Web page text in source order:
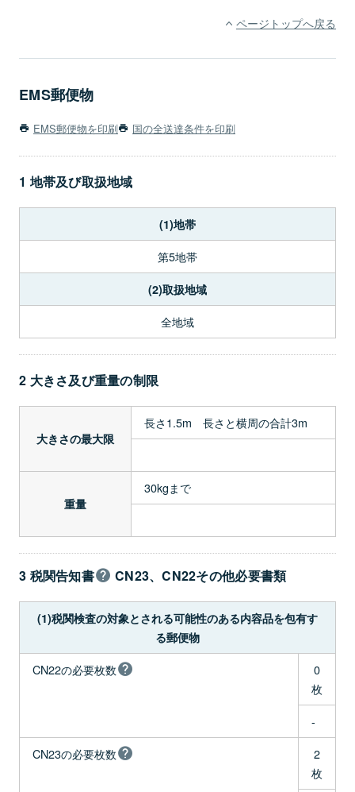
ページトップへ戻る
EMS郵便物
EMS郵便物を印刷 国の全送達条件を印刷
1 地帯及び取扱地域
(1)地帯
第5地帯
(2)取扱地域
全地域
2 大きさ及び重量の制限
大きさの最大限
長さ1.5m 長さと横周の合計3m
重量
30kgまで
3 税関告知書 CN23、CN22その他必要書類
(1)税関検査の対象とされる可能性のある内容品を包有す
る郵便物
CN22の必要枚数
0
枚
-
CN23の必要枚数
2
枚